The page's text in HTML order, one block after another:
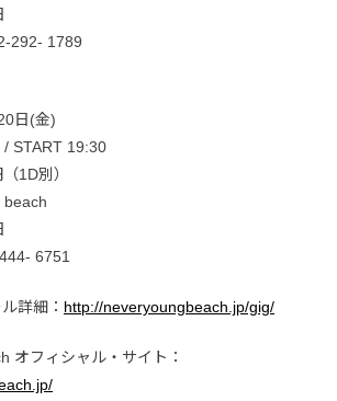
292- 1789
日(金)
/ START 19:30
1D別）
beach
6751
詳細： http://neveryoungbeach.jp/gig/
オフィシャル・サイト：